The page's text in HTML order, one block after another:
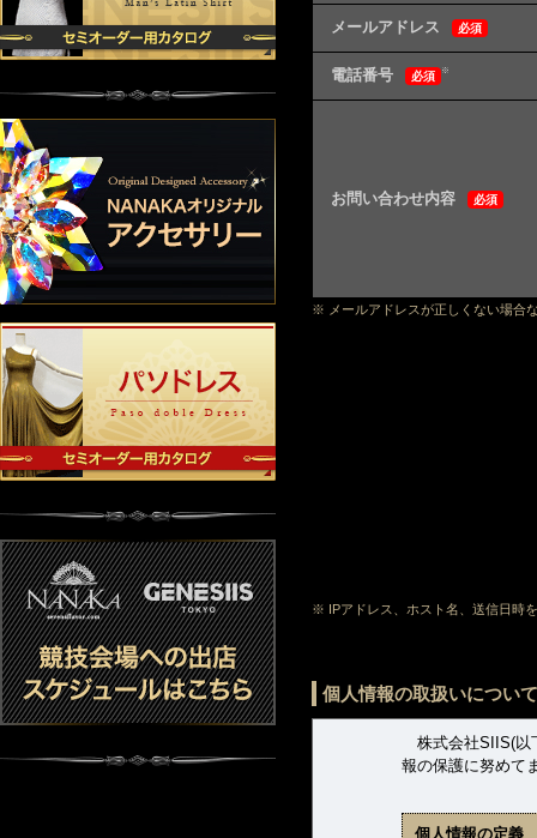
メールアドレス 必須
電話番号 必須 ※
お問い合わせ内容 必須
※ メールアドレスが正しくない場合
※ IPアドレス、ホスト名、送信日時
個人情報の取扱いについて
株式会社SIIS(以
報の保護に努めて
個人情報の定義